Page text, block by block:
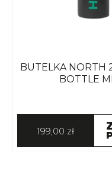
BUTELKA NORTH
BOTTLE
199,00 zł